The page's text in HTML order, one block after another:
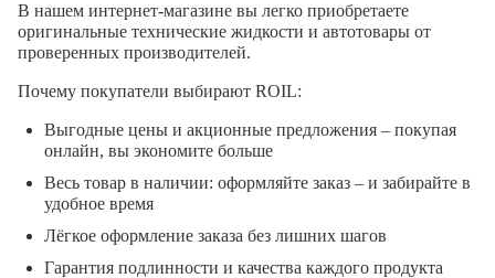
В нашем интернет-магазине вы легко приобретаете
оригинальные технические жидкости и автотовары от
проверенных производителей.
Почему покупатели выбирают ROIL:
Выгодные цены и акционные предложения – покупая
онлайн, вы экономите больше
Весь товар в наличии: оформляйте заказ – и забирайте в
удобное время
Лёгкое оформление заказа без лишних шагов
Гарантия подлинности и качества каждого продукта